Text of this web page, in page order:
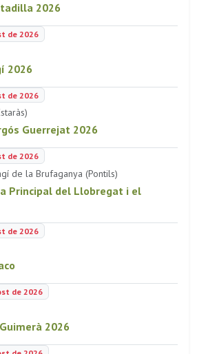
2026
de 2026
2026
de 2026
Guerrejat 2026
de 2026
de la Brufaganya (Pontils)
Principal del Llobregat i el
de 2026
de 2026
2026